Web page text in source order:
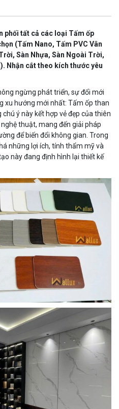
phối tất cả các loại Tấm ốp
(Tấm Nano, Tấm PVC Vân
Sàn Nhựa, Sàn Ngoài Trời,
Nhận cắt theo kích thước yêu
ngừng phát triển, sự đổi mới
xu hướng mới nhất: Tấm ốp than
ý này kết hợp vẻ đẹp của thiên
thuật, mang đến giải pháp
để biến đổi không gian. Trong
những lợi ích, tính thẩm mỹ và
này đang định hình lại thiết kế